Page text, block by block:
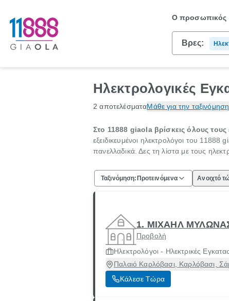
Ο προσωπικός
Βρες:
Ηλεκτρολογικές
2 αποτελέσματαΜάθε για την ταξινόμηση
Στο 11888 giaola βρίσκεις όλους
εξειδικευμένοι ηλεκτρολόγοι του
πανελλαδικά. Δες τη λίστα με τους
Ταξινόμηση: Προτεινόμενα Ανοιχτό
1. ΜΙΧΑΗΛ
Προβολή
Ηλεκτρολόγοι - Ηλεκτρικές
Παλαιό Καρλόβασι, Καρλόβασι,
Κάλεσε Τώρα